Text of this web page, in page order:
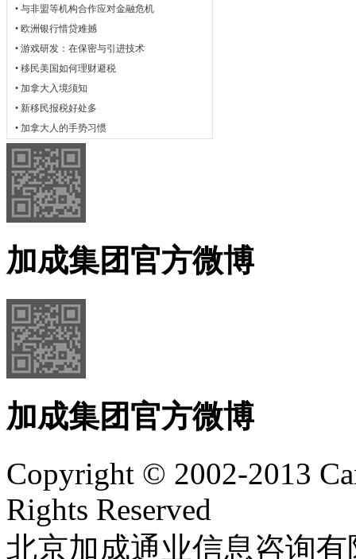
• 与非盟等机构合作应对金融危机
• 欧洲银行惜贷难撼
• 游戏研发：在保密与引进技术
• 移民美国如何理财避税
• 加拿大入境须知
• 新移民报税好处多
• 加拿大人的手势习惯
加成集团官方微博
加成集团官方微博
Copyright © 2002-2013
Rights Reserved
北京加成通业信息咨询